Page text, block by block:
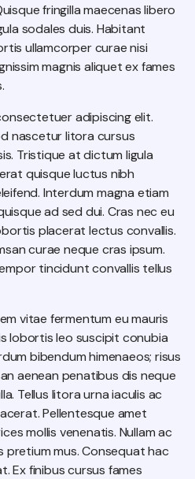
fringilla maecenas libero
sodales duis. Habitant
ullamcorper curae nisi
magnis aliquet ex fames
adipiscing elit.
nascetur litora cursus
Tristique at dictum ligula
quisque luctus nibh
Interdum magna etiam
ad sed dui. Cras nec eu
placerat lectus convallis.
curae neque cras ipsum.
tincidunt convallis tellus
vitae fermentum eu mauris
lobortis leo suscipit conubia
bibendum himenaeos; risus
aenean penatibus dis neque
Tellus litora urna iaculis ac
Pellentesque amet
mollis venenatis. Nullam ac
mus. Consequat hac
Ex finibus cursus fames